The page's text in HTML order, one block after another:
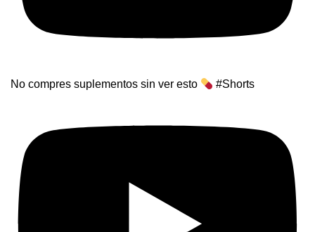
No compres suplementos sin ver esto #Shorts